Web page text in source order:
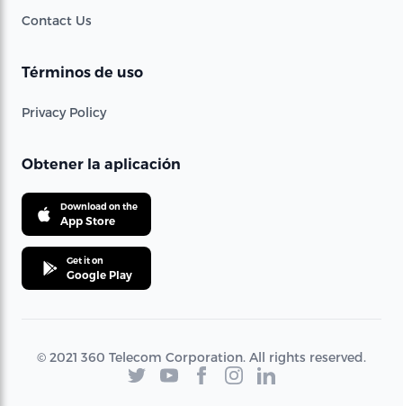
Contact Us
Términos de uso
Privacy Policy
Obtener la aplicación
Download on the
App Store
Get it on
Google Play
© 2021 360 Telecom Corporation. All rights reserved.